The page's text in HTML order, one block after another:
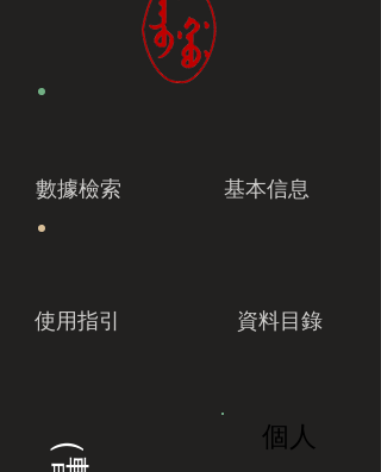
數據檢索 基本信息
使用指引 資料目錄
個人